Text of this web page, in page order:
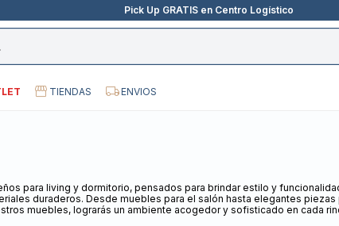
Pick Up GRATIS en Centro Logístico
TIENDAS ENVIOS
para living y dormitorio, pensados para brindar estilo y
duraderos. Desde muebles para el salón hasta elegantes
muebles, lograrás un ambiente acogedor y sofisticado en cada